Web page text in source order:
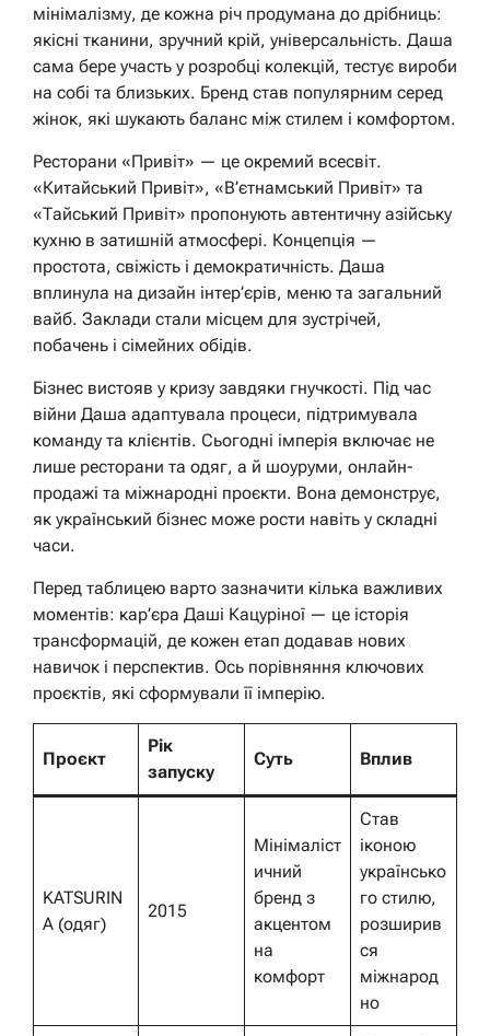
мінімалізму, де кожна річ продумана до дрібниць:
якісні тканини, зручний крій, універсальність. Даша
сама бере участь у розробці колекцій, тестує вироби
на собі та близьких. Бренд став популярним серед
жінок, які шукають баланс між стилем і комфортом.
Ресторани «Привіт» — це окремий всесвіт.
«Китайський Привіт», «В’єтнамський Привіт» та
«Тайський Привіт» пропонують автентичну азійську
кухню в затишній атмосфері. Концепція —
простота, свіжість і демократичність. Даша
вплинула на дизайн інтер’єрів, меню та загальний
вайб. Заклади стали місцем для зустрічей,
побачень і сімейних обідів.
Бізнес вистояв у кризу завдяки гнучкості. Під час
війни Даша адаптувала процеси, підтримувала
команду та клієнтів. Сьогодні імперія включає не
лише ресторани та одяг, а й шоуруми, онлайн-
продажі та міжнародні проєкти. Вона демонструє,
як український бізнес може рости навіть у складні
часи.
Перед таблицею варто зазначити кілька важливих
моментів: кар’єра Даші Кацуріної — це історія
трансформацій, де кожен етап додавав нових
навичок і перспектив. Ось порівняння ключових
проєктів, які сформували її імперію.
Проєкт
Рік
запуску
Суть Вплив
KATSURIN
A (одяг)
2015
Мінімаліст
ичний
бренд з
акцентом
на
комфорт
Став
іконою
українсько
го стилю,
розширив
ся
міжнарод
но